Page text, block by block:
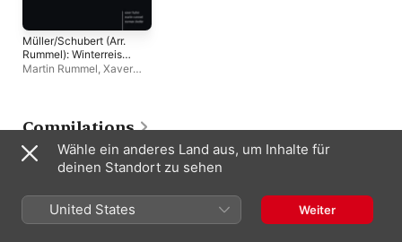
Müller/Schubert (Arr.
Rummel): Winterreise
[Live]
Martin Rummel, Xaver
Compilations
Wähle ein anderes Land aus, um Inhalte für
deinen Standort zu sehen
United States Weiter